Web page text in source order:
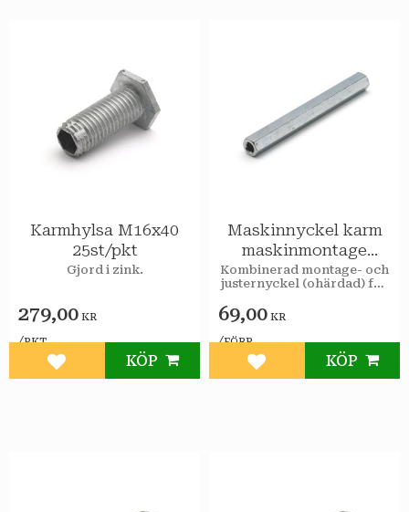
Karmhylsa M16x40
25st/pkt
Gjord i zink.
279,00 KR
/PKT
Lägg till i favoriter
KÖP
Maskinnyckel karm
maskinmontage
ohärd.1st/förp
Kombinerad montage- och
justernyckel (ohärdad) för
karmskruv och
karmhylsor.
69,00 KR
/FÖRP
Lägg till i favoriter
KÖP